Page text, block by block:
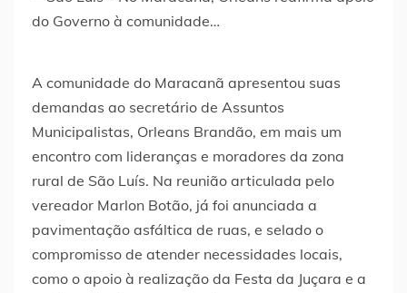
A comunidade do Maracanã apresentou suas
demandas ao secretário de Assuntos
Municipalistas, Orleans Brandão, em mais um
encontro com lideranças e moradores da zona
rural de São Luís. Na reunião articulada pelo
vereador Marlon Botão, já foi anunciada a
pavimentação asfáltica de ruas, e selado o
compromisso de atender necessidades locais,
como o apoio à realização da Festa da Juçara e a